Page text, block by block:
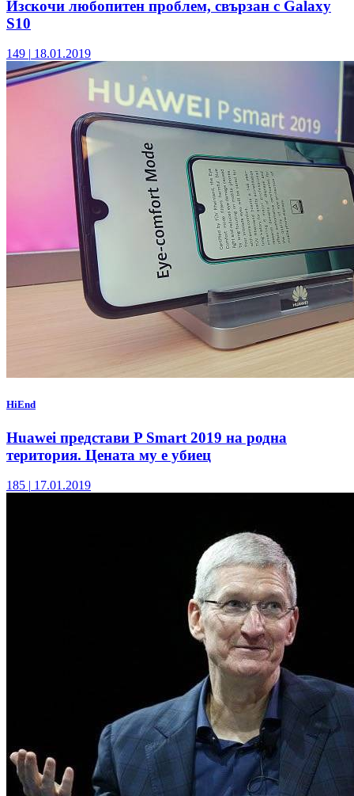
Изскочи любопитен проблем, свързан с Galaxy
S10
149 | 18.01.2019
HiEnd
Huawei представи P Smart 2019 на родна
територия. Цената му е убиец
185 | 17.01.2019